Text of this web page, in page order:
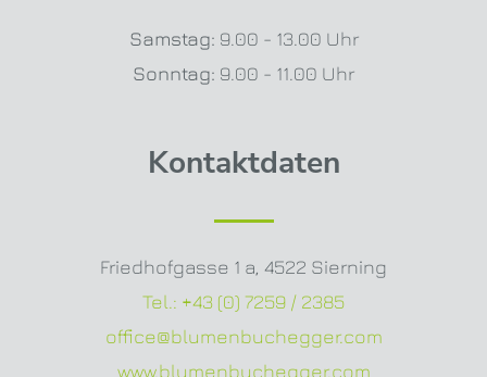
Samstag: 9.00 - 13.00 Uhr
Sonntag: 9.00 - 11.00 Uhr
Kontaktdaten
Friedhofgasse 1 a, 4522 Sierning
Tel.: +43 (0) 7259 / 2385
office@blumenbuchegger.com
www.blumenbuchegger.com